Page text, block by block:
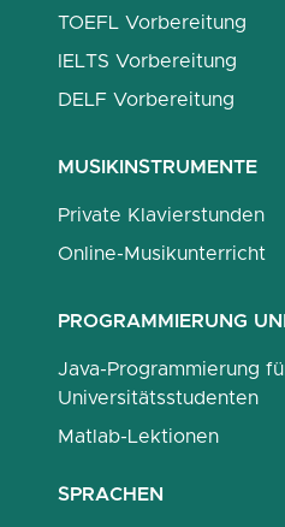
TOEFL Vorbereitung
IELTS Vorbereitung
DELF Vorbereitung
MUSIKINSTRUMENTE
Private Klavierstunden
Online-Musikunterricht
PROGRAMMIERUNG
Java-Programmierung
Universitätsstudenten
Matlab-Lektionen
SPRACHEN